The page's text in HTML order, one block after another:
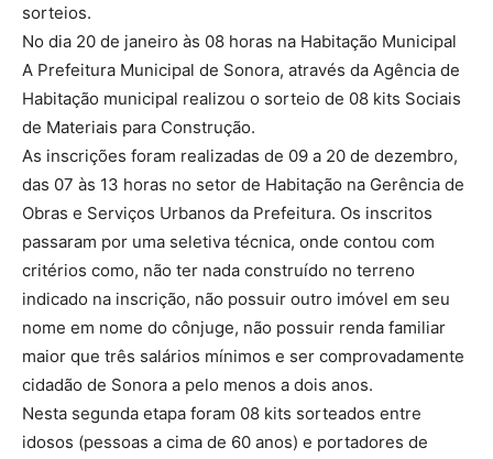
sorteios.
No dia 20 de janeiro às 08 horas na Habitação Municipal
A Prefeitura Municipal de Sonora, através da Agência de
Habitação municipal realizou o sorteio de 08 kits Sociais
de Materiais para Construção.
As inscrições foram realizadas de 09 a 20 de dezembro,
das 07 às 13 horas no setor de Habitação na Gerência de
Obras e Serviços Urbanos da Prefeitura. Os inscritos
passaram por uma seletiva técnica, onde contou com
critérios como, não ter nada construído no terreno
indicado na inscrição, não possuir outro imóvel em seu
nome em nome do cônjuge, não possuir renda familiar
maior que três salários mínimos e ser comprovadamente
cidadão de Sonora a pelo menos a dois anos.
Nesta segunda etapa foram 08 kits sorteados entre
idosos (pessoas a cima de 60 anos) e portadores de